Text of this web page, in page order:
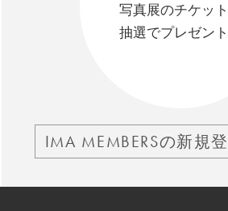
写真展のチケッ
抽選でプレゼント
IMA MEMBERSの新規